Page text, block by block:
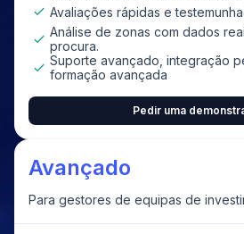
Avaliações rápidas e
Análise de zonas com dados
procura.
Suporte avançado, integração
formação avançada
Pedir uma
Avançado
Para gestores de equipas de